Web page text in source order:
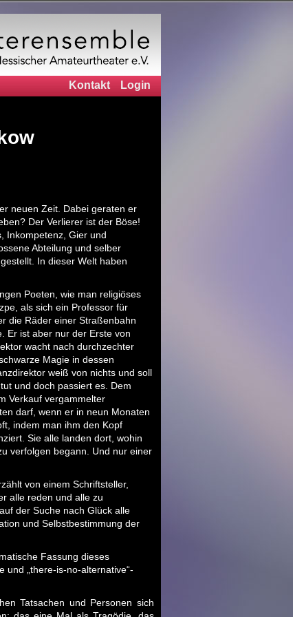
Kontakt Login
neuen Zeit. Dabei geraten er
Der Verlierer ist der Böse!
Inkompetenz, Gier und
Abteilung und selber
In dieser Welt haben
Poeten, wie man religiöses
als sich ein Professor für
die Räder einer Straßenbahn
Er ist aber nur der Erste von
wacht nach durchzechter
Magie in dessen
weiß von nichts und soll
und doch passiert es. Dem
Verkauf vergammelter
darf, wenn er in neun Monaten
indem man ihm den Kopf
Sie alle landen dort, wohin
verfolgen begann. Und nur einer
von einem Schriftsteller,
alle reden und alle zu
der Suche nach Glück alle
und Selbstbestimmung der
Fassung dieses
und „there-is-no-alternative“-
Tatsachen und Personen sich